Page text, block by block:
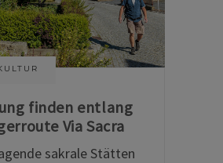
finden entlang
Via Sacra
sakrale Stätten